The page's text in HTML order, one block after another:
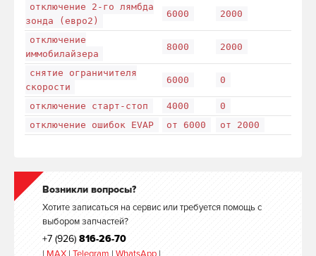
отключение 2-го лямбда
зонда (евро2)
6000 2000
отключение
иммобилайзера
8000 2000
снятие ограничителя
скорости
6000 0
отключение старт-стоп 4000
0
отключение ошибок EVAP
от 6000 от 2000
Возникли вопросы?
Хотите записаться на сервис или требуется помощь с
выбором запчастей?
+7 (926) 816-26-70